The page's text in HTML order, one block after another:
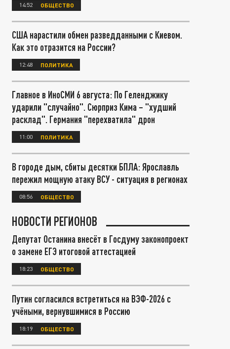
14:52 ОБЩЕСТВО
США нарастили обмен разведданными с Киевом.
Как это отразится на России?
12:48 ПОЛИТИКА
Главное в ИноСМИ 6 августа: По Геленджику
ударили "случайно". Сюрприз Кима – "худший
расклад". Германия "перехватила" дрон
11:00 ПОЛИТИКА
В городе дым, сбиты десятки БПЛА: Ярославль
пережил мощную атаку ВСУ - ситуация в регионах
08:56 ОБЩЕСТВО
НОВОСТИ РЕГИОНОВ
Депутат Останина внесёт в Госдуму законопроект
о замене ЕГЭ итоговой аттестацией
18:23 ОБЩЕСТВО
Путин согласился встретиться на ВЭФ-2026 с
учёными, вернувшимися в Россию
18:19 ОБЩЕСТВО